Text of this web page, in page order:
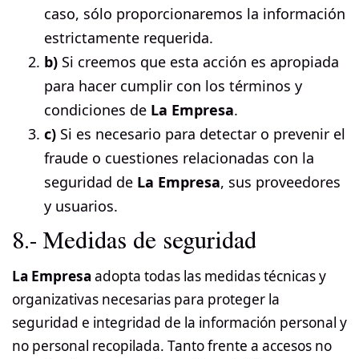
caso, sólo proporcionaremos la información
estrictamente requerida.
b) Si creemos que esta acción es apropiada
para hacer cumplir con los términos y
condiciones de La Empresa.
c) Si es necesario para detectar o prevenir el
fraude o cuestiones relacionadas con la
seguridad de La Empresa, sus proveedores
y usuarios.
8.- Medidas de seguridad
La Empresaadopta todas las medidas técnicas y
organizativas necesarias para proteger la
seguridad e integridad de la información personal y
no personal recopilada. Tanto frente a accesos no